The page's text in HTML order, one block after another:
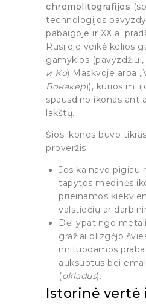
chromolitografijos
technologijos
pabaigoje ir XX a.
Rusijoje veikė kelios
gamyklos (pavyzdžiui,
и Ко) Maskvoje arba
Бонакер)), kurios
spausdino ikonas ant
lakštų.
Šios ikonos buvo
proveržis:
Jos kainavo pigiau
tapytos medinės
prieinamos
valstiečių ar
Dėl ypatingo
gražiai blizgėjo
imituodamos
auksuotus bei
(okladus).
Istorinė vertė